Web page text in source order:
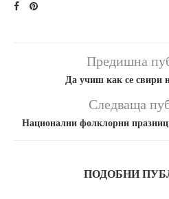
Предишна
Да учиш как се свири
Следваща
Национални фолклорни
ПОДОБНИ